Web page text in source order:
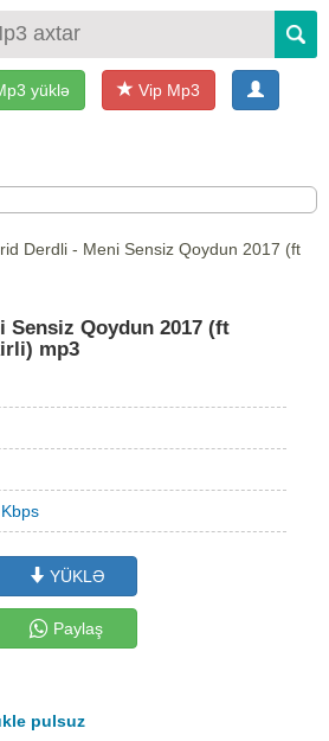
yüklə Vip Mp3
Derdli - Meni Sensiz Qoydun 2017 (ft
Sensiz Qoydun 2017 (ft
mp3
YÜKLƏ
Paylaş
pulsuz